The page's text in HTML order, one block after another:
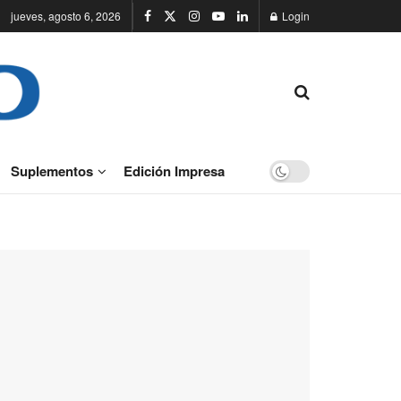
jueves, agosto 6, 2026 Login
Suplementos Edición Impresa